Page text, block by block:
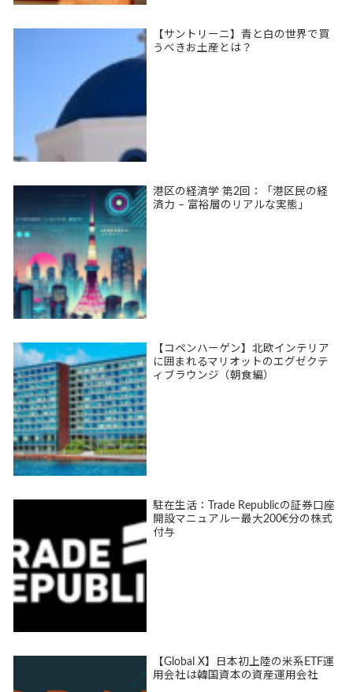
【サントリーニ】青と白の世界で買
うべきお土産とは？
港区の経済学 第2回：「港区民の経
済力 – 富裕層のリアルな実態」
【コペンハーゲン】北欧インテリア
に囲まれるマリオットのエグゼクテ
ィブラウンジ（朝食編）
駐在生活：Trade Republicの証券口座
開設マニュアルー最大200€分の株式
付与
【Global X】日本初上陸の米系ETF運
用会社は韓国資本の資産運用会社